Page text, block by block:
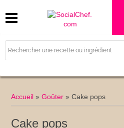
Accueil »Goûter »Cake pops
Cake pops